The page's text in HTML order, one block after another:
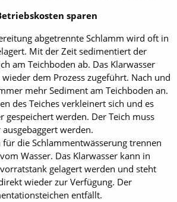
sparen
abgetrennte Schlamm wird oft in
Mit der Zeit sedimentiert der
am Teichboden ab. Das Klarwasser
dem Prozess zugeführt. Nach und
mehr Sediment am Teichboden an.
des Teiches verkleinert sich und es
gespeichert werden. Der Teich muss
werden.
die Schlammentwässerung trennen
Wasser. Das Klarwasser kann in
gelagert werden und steht
wieder zur Verfügung. Der
entfällt.